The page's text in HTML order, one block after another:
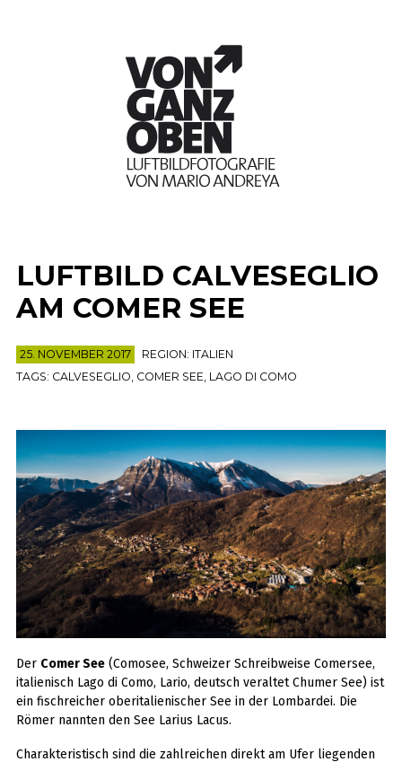
LUFTBILD CALVESEGLIO
AM COMER SEE
25. NOVEMBER 2017 REGION: ITALIEN
TAGS: CALVESEGLIO, COMER SEE, LAGO DI COMO
Der Comer See(Comosee, Schweizer Schreibweise Comersee,
italienisch Lago di Como, Lario, deutsch veraltet Chumer See) ist
ein fischreicher oberitalienischer See in der Lombardei. Die
Römer nannten den See Larius Lacus.
Charakteristisch sind die zahlreichen direkt am Ufer liegenden